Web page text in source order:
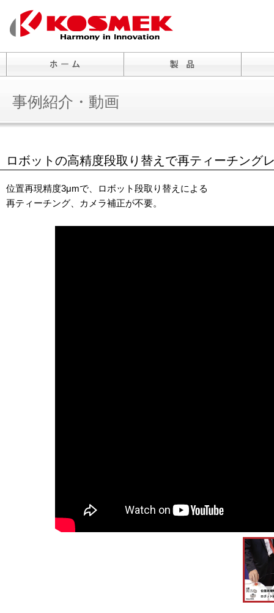
事例紹介・動画
ロボットの高精度段取り替えで再ティーチング
位置再現精度3μmで、ロボット段取り替えによる
再ティーチング、カメラ補正が不要。